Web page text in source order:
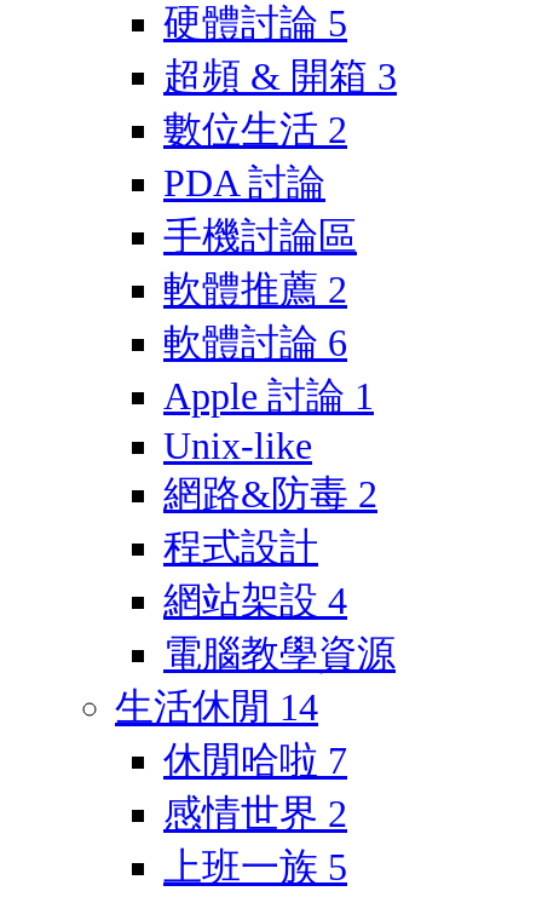
硬體討論 5
超頻 & 開箱 3
數位生活 2
PDA 討論
手機討論區
軟體推薦 2
軟體討論 6
Apple 討論 1
Unix-like
網路&防毒 2
程式設計
網站架設 4
電腦教學資源
生活休閒 14
休閒哈啦 7
感情世界 2
上班一族 5